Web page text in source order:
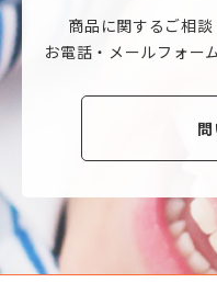
商品に関するご相談
お電話・メールフォー